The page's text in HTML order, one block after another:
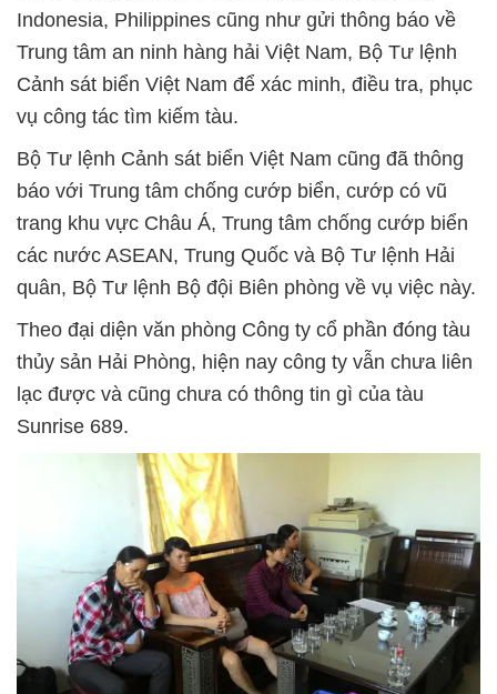
Indonesia, Philippines cũng như gửi thông báo về
Trung tâm an ninh hàng hải Việt Nam, Bộ Tư lệnh
Cảnh sát biển Việt Nam để xác minh, điều tra, phục
vụ công tác tìm kiếm tàu.
Bộ Tư lệnh Cảnh sát biển Việt Nam cũng đã thông
báo với Trung tâm chống cướp biển, cướp có vũ
trang khu vực Châu Á, Trung tâm chống cướp biển
các nước ASEAN, Trung Quốc và Bộ Tư lệnh Hải
quân, Bộ Tư lệnh Bộ đội Biên phòng về vụ việc này.
Theo đại diện văn phòng Công ty cổ phần đóng tàu
thủy sản Hải Phòng, hiện nay công ty vẫn chưa liên
lạc được và cũng chưa có thông tin gì của tàu
Sunrise 689.